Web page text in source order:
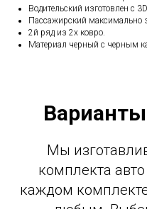
Водительский изготовлен с
Пассажирский максимально
2й ряд из 2х ковро.
Материал черный с черным
Мы
комплекта
каждом